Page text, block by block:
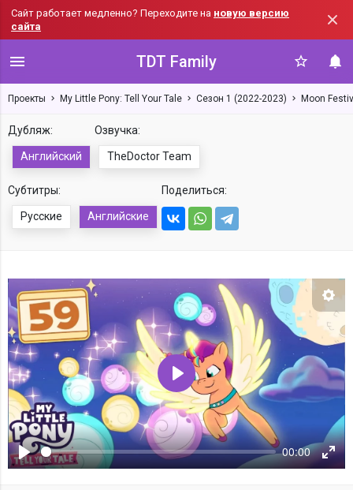
Сайт работает медленно? Переходите на новую версию
сайта
TDT Family
Проекты My Little Pony: Tell Your Tale Сезон 1 (2022-2023) Moon
Дубляж:
Английский
Озвучка:
TheDoctor Team
Субтитры:
Русские Английские
Поделиться:
Воспроизвести
00:00
Воспроизвести